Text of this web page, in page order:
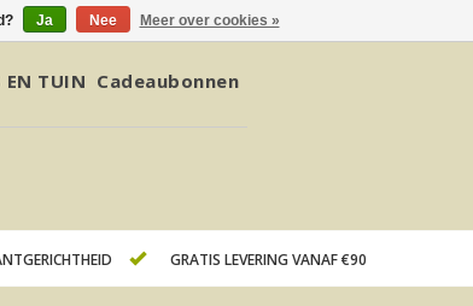
EN TUIN Cadeaubonnen
GRATIS LEVERING VANAF €90
Ja Nee Meer over cookies »